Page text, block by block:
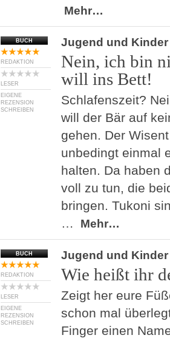
Mehr…
BUCH
REDAKTION
LESER
EIGENE
REZENSION
SCHREIBEN
Jugend und Kinder
Nein, ich bin
will ins Bett!
Schlafenszeit?
will der Bär auf
gehen. Der
unbedingt einmal
halten. Da haben
voll zu tun, die
bringen. Tukoni
…
Mehr…
BUCH
REDAKTION
LESER
EIGENE
REZENSION
SCHREIBEN
Jugend und Kinder
Wie heißt ihr
Zeigt her eure
schon mal
Finger einen